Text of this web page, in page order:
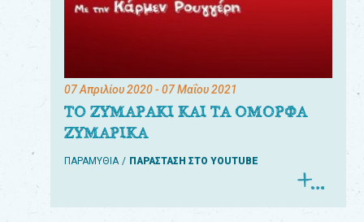
07 Απριλίου 2020- 07 Μαΐου 2021
ΤΟ ΖΥΜΑΡΑΚΙ ΚΑΙ ΤΑ ΟΜΟΡΦΑ
ΖΥΜΑΡΙΚΑ
ΠΑΡΑΜΥΘΙΑ ΠΑΡΑΣΤΑΣΗ ΣΤΟ YOUTUBE